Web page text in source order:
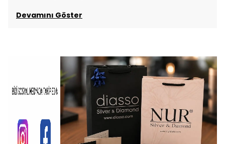
Devamını Göster